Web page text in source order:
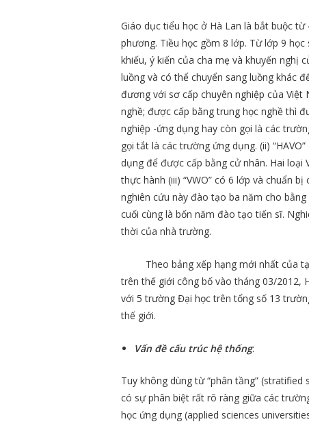
Giáo dục tiểu học ở Hà Lan là bắt buộc
phương. Tiều học gồm 8 lớp. Từ lớp 9
khiếu, ý kiến của cha mẹ và khuyến nghị
luồng và có thể chuyển sang luồng khác
đương với sơ cấp chuyên nghiệp của
nghề; được cấp bằng trung học nghề thì
nghiệp -ứng dụng hay còn gọi là các
gọi tắt là các trường ứng dụng. (ii)
dụng để được cấp bằng cử nhân. Hai loại
thực hành (iii) “VWO” có 6 lớp và chuẩn
nghiên cứu này đào tạo ba năm cho
cuối cùng là bốn năm đào tạo tiến sĩ.
thời của nhà trường.
Theo bảng xếp hạng mới nhất của
trên thế giới công bố vào tháng 03/2012,
với 5 trường Đại học trên tổng số 13
thế giới.
Vấn đề cấu trúc hệ thống:
Tuy không dùng từ “phân tầng”
có sự phân biệt rất rõ ràng giữa các
học ứng dụng (applied sciences